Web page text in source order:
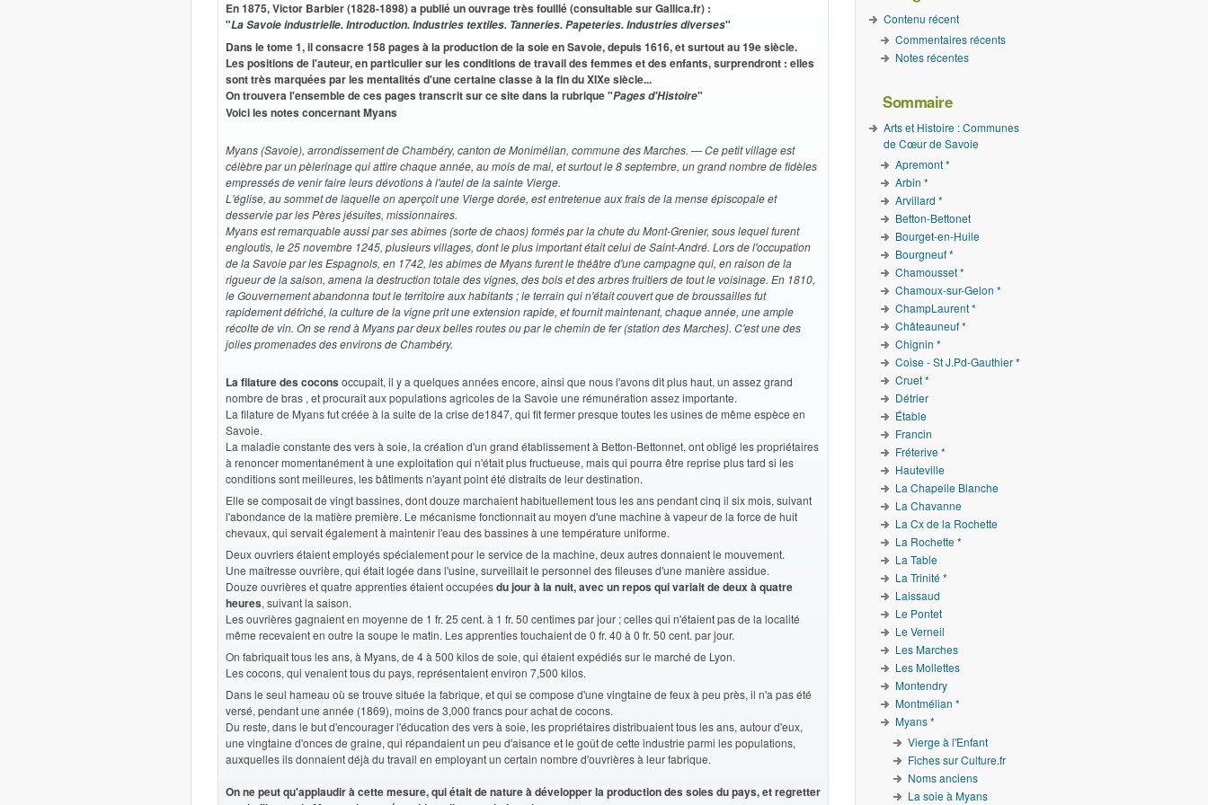
En 1875, Victor Barbier (1828-1898) a publié un ouvrage très fouillé (consultable sur Gallica.fr) :
"La Savoie industrielle. Introduction. Industries textiles. Tanneries. Papeteries. Industries diverses"
Dans le tome 1, il consacre 158 pages à la production de la soie en Savoie, depuis 1616, et surtout au 19e siècle.
Les positions de l'auteur, en particulier sur les conditions de travail des femmes et des enfants, surprendront : elles
sont très marquées par les mentalités d'une certaine classe à la fin du XIXe siècle...
On trouvera l'ensemble de ces pages transcrit sur ce site dans la rubrique "Pages d'Histoire"
Voici les notes concernant Myans
Myans (Savoie), arrondissement de Chambéry, canton de Monimélian, commune des Marches. — Ce petit village est
célèbre par un pèlerinage qui attire chaque année, au mois de mai, et surtout le 8 septembre, un grand nombre de fidèles
empressés de venir faire leurs dévotions à l'autel de la sainte Vierge.
L'église, au sommet de laquelle on aperçoit une Vierge dorée, est entretenue aux frais de la mense épiscopale et
desservie par les Pères jésuites, missionnaires.
Myans est remarquable aussi par ses abîmes (sorte de chaos) formés par la chute du Mont-Grenier, sous lequel furent
engloutis, le 25 novembre 1245, plusieurs villages, dont le plus important était celui de Saint-André. Lors de l'occupation
de la Savoie par les Espagnols, en 1742, les abimes de Myans furent le théâtre d'une campagne qui, en raison de la
rigueur de la saison, amena la destruction totale des vignes, des bois et des arbres fruitiers de tout le voisinage. En 1810,
le Gouvernement abandonna tout le territoire aux habitants ; le terrain qui n'était couvert que de broussailles fut
rapidement défriché, la culture de la vigne prit une extension rapide, et fournit maintenant, chaque année, une ample
récolte de vin. On se rend à Myans par deux belles routes ou par le chemin de fer (station des Marches}. C'est une des
jolies promenades des environs de Chambéry.
La filature des cocons occupait, il y a quelques années encore, ainsi que nous l'avons dit plus haut, un assez grand
nombre de bras , et procurait aux populations agricoles de la Savoie une rémunération assez importante.
La filature de Myans fut créée à la suite de la crise de1847, qui fit fermer presque toutes les usines de même espèce en
Savoie.
La maladie constante des vers à soie, la création d'un grand établissement à Betton-Bettonnet, ont obligé les propriétaires
à renoncer momentanément à une exploitation qui n'était plus fructueuse, mais qui pourra être reprise plus tard si les
conditions sont meilleures, les bâtiments n'ayant point été distraits de leur destination.
Elle se composait de vingt bassines, dont douze marchaient habituellement tous les ans pendant cinq il six mois, suivant
l'abondance de la matière première. Le mécanisme fonctionnait au moyen d'une machine à vapeur de la force de huit
chevaux, qui servait également à maintenir l'eau des bassines à une température uniforme.
Deux ouvriers étaient employés spécialement pour le service de la machine, deux autres donnaient le mouvement.
Une maîtresse ouvrière, qui était logée dans l'usine, surveillait le personnel des fileuses d'une manière assidue.
Douze ouvrières et quatre apprenties étaient occupéesdu jour à la nuit, avec un repos qui variait de deux à quatre
heures, suivant la saison.
Les ouvrières gagnaient en moyenne de 1 fr. 25 cent. à 1 fr. 50 centimes par jour ; celles qui n'étaient pas de la localité
même recevaient en outre la soupe le matin. Les apprenties touchaient de 0 fr. 40 à 0 fr. 50 cent. par jour.
On fabriquait tous les ans, à Myans, de 4 à 500 kilos de soie, qui étaient expédiés sur le marché de Lyon.
Les cocons, qui venaient tous du pays, représentaient environ 7,500 kilos.
Dans le seul hameau où se trouve située la fabrique, et qui se compose d'une vingtaine de feux à peu près, il n'a pas été
versé, pendant une année (1869), moins de 3,000 francs pour achat de cocons.
Du reste, dans le but d'encourager l'éducation des vers à soie, les propriétaires distribuaient tous les ans, autour d'eux,
une vingtaine d'onces de graine, qui répandaient un peu d'aisance et le goût de cette industrie parmi les populations,
auxquelles ils donnaient déjà du travail en employant un certain nombre d'ouvrières à leur fabrique.
On ne peut qu'applaudir à cette mesure, qui était de nature à développer la production des soies du pays, et regretter
Contenu récent
Commentaires récents
Notes récentes
Sommaire
Arts et Histoire : Communes
de Cœur de Savoie
Apremont *
Arbin *
Arvillard *
Betton-Bettonet
Bourget-en-Huile
Bourgneuf *
Chamousset *
Chamoux-sur-Gelon *
ChampLaurent *
Châteauneuf *
Chignin *
Coise - St J.Pd-Gauthier *
Cruet *
Détrier
Étable
Francin
Fréterive *
Hauteville
La Chapelle Blanche
La Chavanne
La Cx de la Rochette
La Rochette *
La Table
La Trinité *
Laissaud
Le Pontet
Le Verneil
Les Marches
Les Mollettes
Montendry
Montmélian *
Myans *
Vierge à l'Enfant
Fiches sur Culture.fr
Noms anciens
La soie à Myans